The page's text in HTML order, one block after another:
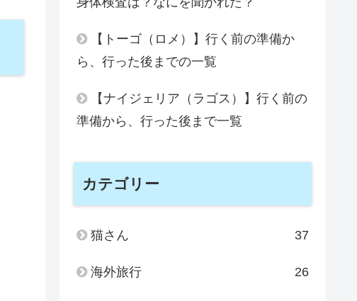
【トーゴ（ロメ）】行く前の準備か
ら、行った後までの一覧
【ナイジェリア（ラゴス）】行く前の
準備から、行った後まで一覧
カテゴリー
猫さん 37
海外旅行 26